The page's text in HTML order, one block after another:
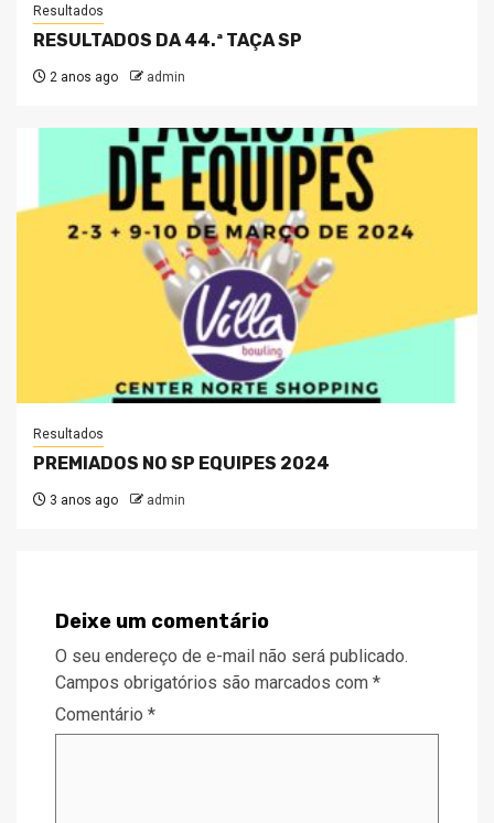
Resultados
RESULTADOS DA 44.ª TAÇA SP
2 anos ago admin
Resultados
PREMIADOS NO SP EQUIPES 2024
3 anos ago admin
Deixe um comentário
O seu endereço de e-mail não será publicado.
Campos obrigatórios são marcados com *
Comentário *